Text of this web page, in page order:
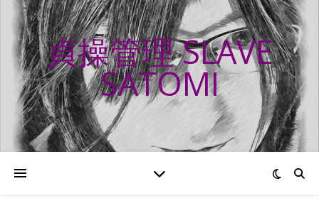
貞操管理 SLAVE
SATOMI